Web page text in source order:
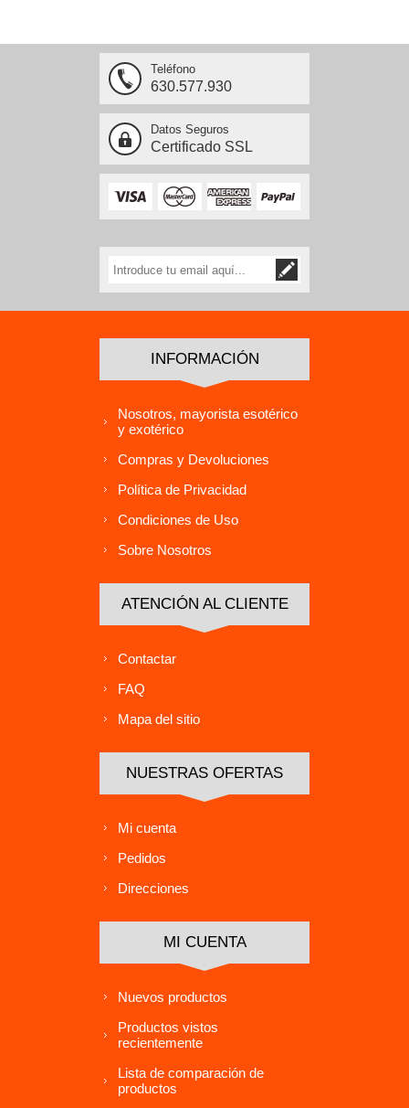
Teléfono
630.577.930
Datos Seguros
Certificado SSL
INFORMACIÓN
Nosotros, mayorista esotérico
y exotérico
Compras y Devoluciones
Política de Privacidad
Condiciones de Uso
Sobre Nosotros
ATENCIÓN AL CLIENTE
Contactar
FAQ
Mapa del sitio
NUESTRAS OFERTAS
Mi cuenta
Pedidos
Direcciones
MI CUENTA
Nuevos productos
Productos vistos
recientemente
Lista de comparación de
productos